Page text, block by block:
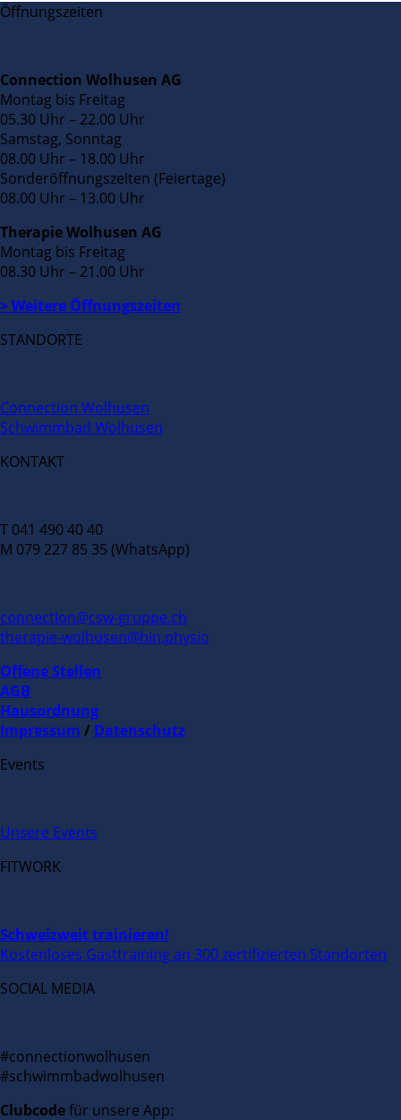
Öffnungszeiten
Connection Wolhusen AG
Montag bis Freitag
05.30 Uhr – 22.00 Uhr
Samstag, Sonntag
08.00 Uhr – 18.00 Uhr
Sonderöffnungszeiten (Feiertage)
08.00 Uhr – 13.00 Uhr
Therapie Wolhusen AG
Montag bis Freitag
08.30 Uhr – 21.00 Uhr
> Weitere Öffnungszeiten
STANDORTE
Connection Wolhusen
Schwimmbad Wolhusen
KONTAKT
T 041 490 40 40
M 079 227 85 35 (WhatsApp)
connection@csw-gruppe.ch
therapie-wolhusen@hin.physio
Offene Stellen
AGB
Hausordnung
Impressum / Datenschutz
Events
Unsere Events
FITWORK
Schweizweit trainieren!
Kostenloses Gasttraining an 300 zertifizierten Standorten
SOCIAL MEDIA
#connectionwolhusen
#schwimmbadwolhusen
Clubcodefür unsere App: